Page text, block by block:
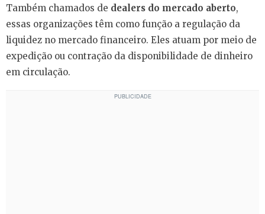
Também chamados de dealers do mercado aberto,
essas organizações têm como função a regulação da
liquidez no mercado financeiro. Eles atuam por meio de
expedição ou contração da disponibilidade de dinheiro
em circulação.